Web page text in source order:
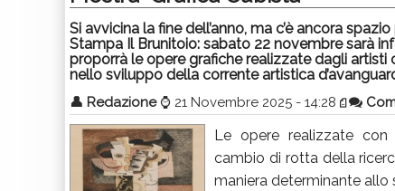
Si avvicina la fine dell’anno, ma c’è ancora
Stampa Il Brunitoio: sabato 22 novembre sarà
proporrà le opere grafiche realizzate dagli
nello sviluppo della corrente artistica
👤 Redazione ⌚ 21 Novembre 2025 - 14:28
Le opere realizzate con
cambio di rotta della
maniera determinante allo